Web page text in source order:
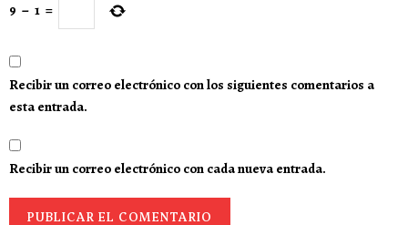
9 − 1 =
Recibir un correo electrónico con los siguientes comentarios a
esta entrada.
Recibir un correo electrónico con cada nueva entrada.